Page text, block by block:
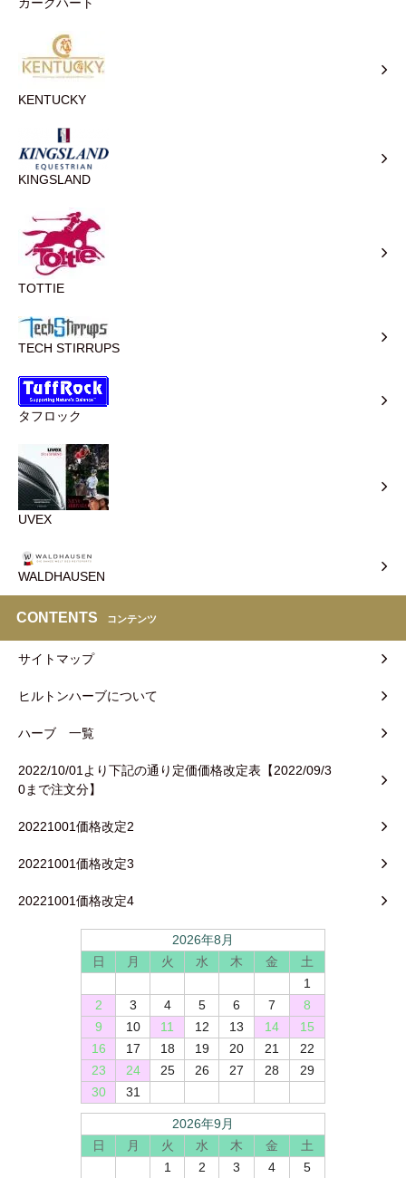
KENTUCKY
KINGSLAND
TOTTIE
TECH STIRRUPS
タフロック
UVEX
WALDHAUSEN
CONTENTS コンテンツ
サイトマップ
ヒルトンハーブについて
ハーブ 一覧
2022/10/01より下記の通り定価価格改定表【2022/09/3
0まで注文分】
20221001価格改定2
20221001価格改定3
20221001価格改定4
2026年8月
日
月 火 水 木 金
土
1
2
3 4 5 6 7
8
9
10 11 12 13 14
15
16
17 18 19 20 21
22
23
24 25 26 27 28
29
30
31
2026年9月
日
月 火 水 木 金
土
1
2 3 4
5